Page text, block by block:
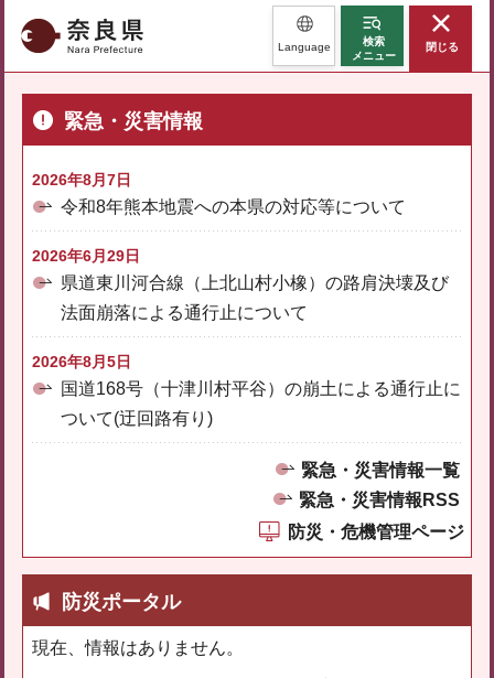
奈良県 Language
検索
メニュー
閉じる
緊急・災害情報
2026年8月7日
令和8年熊本地震への本県の対応等について
2026年6月29日
県道東川河合線（上北山村小橡）の路肩決壊及び
法面崩落による通行止について
2026年8月5日
国道168号（十津川村平谷）の崩土による通行止に
ついて(迂回路有り)
緊急・災害情報一覧
緊急・災害情報RSS
防災・危機管理ページ
防災ポータル
現在、情報はありません。